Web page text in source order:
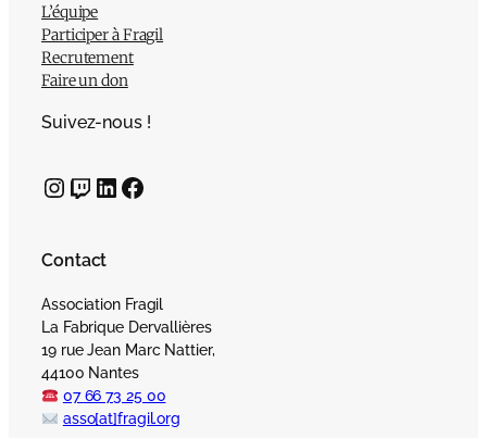
L’équipe
Participer à Fragil
Recrutement
Faire un don
Suivez-nous !
InstagramTwitch LinkedIn Facebook
Contact
Association Fragil
La Fabrique Dervallières
19 rue Jean Marc Nattier,
44100 Nantes
07 66 73 25 00
asso[at]fragil.org